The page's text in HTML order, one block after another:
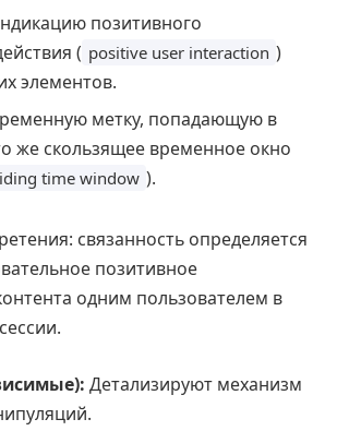
позитивного
( positive user interaction )
элементов.
метку, попадающую в
же скользящее временное окно
time window ).
связанность определяется
позитивное
одним пользователем в
Детализируют механизм